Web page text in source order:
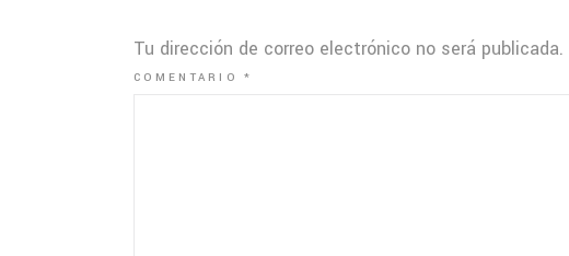
Tu dirección de correo electrónico no será publicada.
COMENTARIO*